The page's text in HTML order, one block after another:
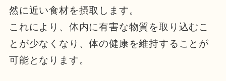
然に近い食材を摂取します。
これにより、体内に有害な物質を取り込むこ
とが少なくなり、体の健康を維持することが
可能となります。